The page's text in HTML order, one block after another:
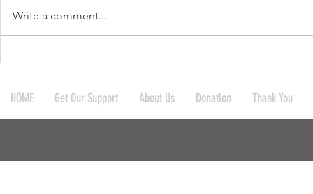
บริจาคผ้าห่มและมุ้งให้กับ
บ้านในละแวกใกล้เคียง ที่
อ.แม่สะเรียง จ.แม่ฮ่องสอ
บริจาคกระเ
สำนักสงฆ์
Write a comment...
HOME Get Our Support About Us Donation Thank You